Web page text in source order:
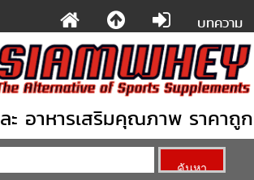
บทความ
ะ อาหารเสริมคุณภาพ ราคาถูก